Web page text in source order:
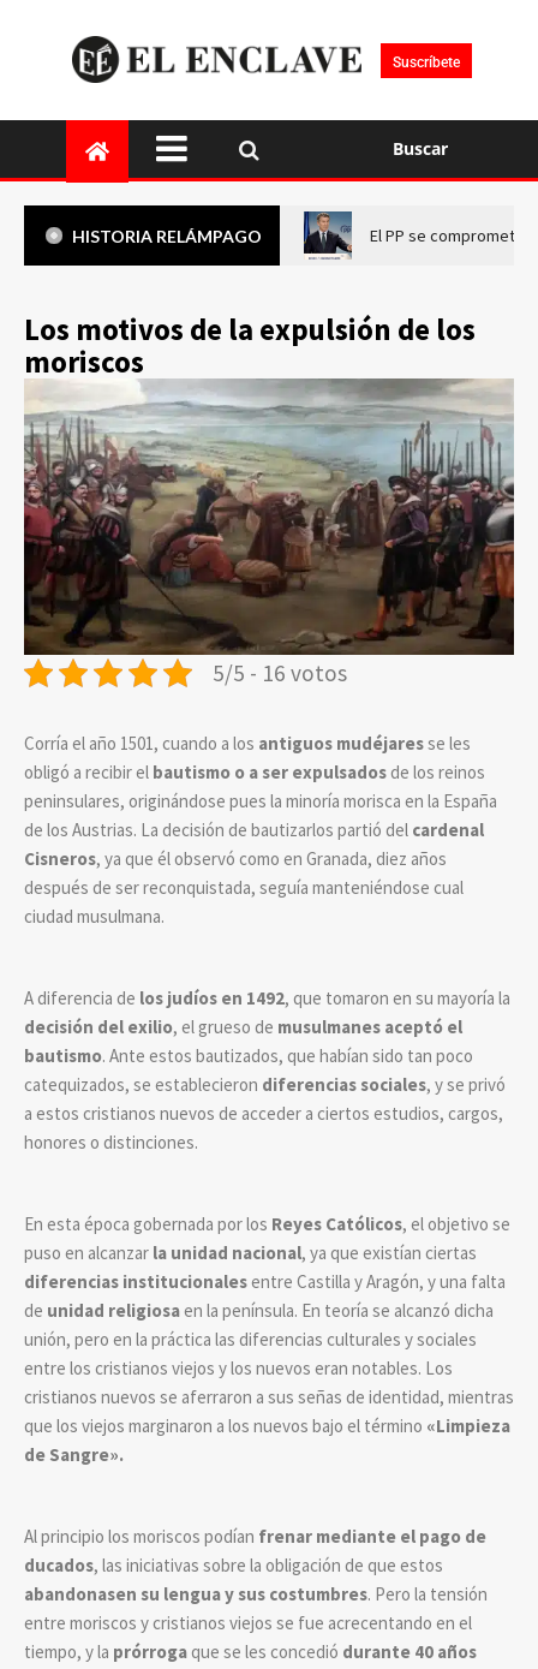
Suscríbete
Buscar
HISTORIA RELÁMPAGO El PP se compromete
Los motivos de la expulsión de los
moriscos
5/5 - 16 votos
Corría el año 1501, cuando a los antiguos mudéjaresse les
obligó a recibir el bautismo o a ser expulsadosde los reinos
peninsulares, originándose pues la minoría morisca en la España
de los Austrias. La decisión de bautizarlos partió del cardenal
Cisneros, ya que él observó como en Granada, diez años
después de ser reconquistada, seguía manteniéndose cual
ciudad musulmana.
A diferencia de los judíos en 1492, que tomaron en su mayoría la
decisión del exilio, el grueso de musulmanes aceptó el
bautismo. Ante estos bautizados, que habían sido tan poco
catequizados, se establecieron diferencias sociales, y se privó
a estos cristianos nuevos de acceder a ciertos estudios, cargos,
honores o distinciones.
En esta época gobernada por los Reyes Católicos, el objetivo se
puso en alcanzar la unidad nacional, ya que existían ciertas
diferencias institucionalesentre Castilla y Aragón, y una falta
de unidad religiosaen la península. En teoría se alcanzó dicha
unión, pero en la práctica las diferencias culturales y sociales
entre los cristianos viejos y los nuevos eran notables. Los
cristianos nuevos se aferraron a sus señas de identidad, mientras
que los viejos marginaron a los nuevos bajo el término «Limpieza
de Sangre».
Al principio los moriscos podían frenar mediante el pago de
ducados, las iniciativas sobre la obligación de que estos
abandonasen su lengua y sus costumbres. Pero la tensión
entre moriscos y cristianos viejos se fue acrecentando en el
tiempo, y la prórrogaque se les concedió durante 40 años